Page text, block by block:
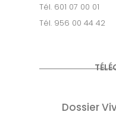
Tél. 601 07 00 01
Tél. 956 00 44 42
Dossier